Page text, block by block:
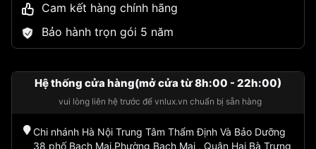
Cam kết hàng chính hãng
Bảo hành trọn gói 5 năm
Hệ thống cửa hàng(mở cửa từ 8h:00 - 22h:00)
vui lòng liên hệ trước để vnlux.vn chuẩn bị sẵn hàng
Chi nhánh Hà Nội Trung Tâm Thẩm Định Và Bảo Dưỡng
38 phố Bạch Mai,Phường Bạch Mai , Quận Hai Bà Trưng